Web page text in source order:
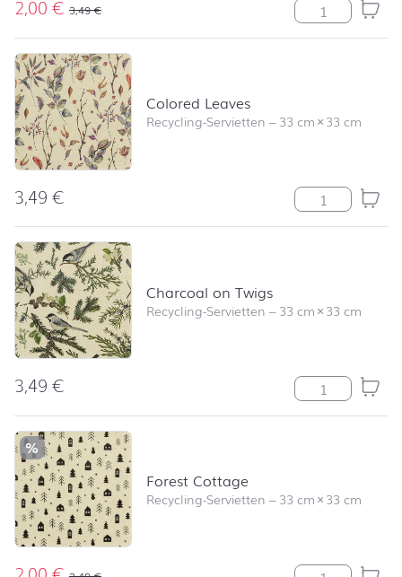
2,00€ 3,49€ Rosehip and
Colored Leaves
Recycling-Servietten –33 cm×33 cm
3,49€ Colored
Charcoal on Twigs
Recycling-Servietten –33 cm×33 cm
3,49€ Charcoal on
%
Forest Cottage
Recycling-Servietten –33 cm×33 cm